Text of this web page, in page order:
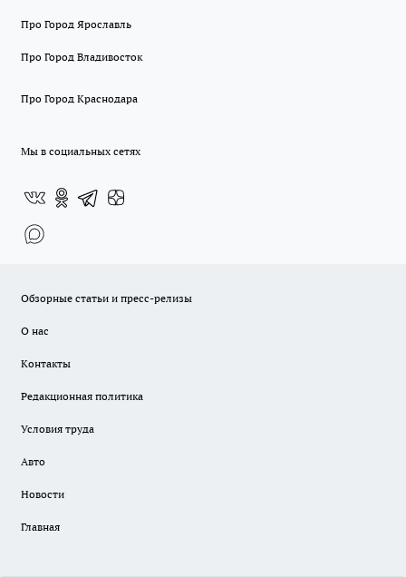
Про Город Ярославль
Про Город Владивосток
Про Город Краснодара
Мы в социальных сетях
Обзорные статьи и пресс-релизы
О нас
Контакты
Редакционная политика
Условия труда
Авто
Новости
Главная